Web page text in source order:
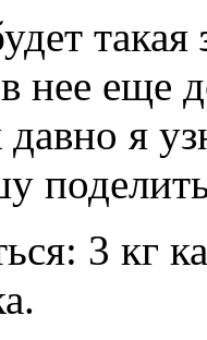
такая
нее еще
давно я
3 кг